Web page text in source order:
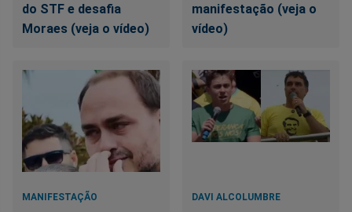
do STF e desafia
Moraes (veja o vídeo)
manifestação (veja o
vídeo)
MANIFESTAÇÃO DAVI ALCOLUMBRE